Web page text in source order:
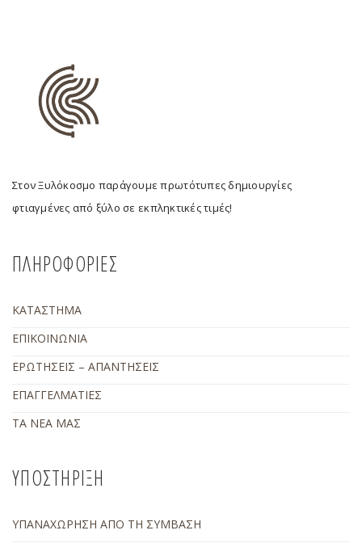
Στον Ξυλόκοσμο παράγουμε πρωτότυπες δημιουργίες
φτιαγμένες από ξύλο σε εκπληκτικές τιμές!
ΠΛΗΡΟΦΟΡΙΕΣ
ΚΑΤΑΣΤΗΜΑ
ΕΠΙΚΟΙΝΩΝΙΑ
ΕΡΩΤΗΣΕΙΣ – ΑΠΑΝΤΗΣΕΙΣ
ΕΠΑΓΓΕΛΜΑΤΙΕΣ
ΤΑ ΝΕΑ ΜΑΣ
ΥΠΟΣΤΗΡΙΞΗ
ΥΠΑΝΑΧΩΡΗΣΗ ΑΠΟ ΤΗ ΣΥΜΒΑΣΗ